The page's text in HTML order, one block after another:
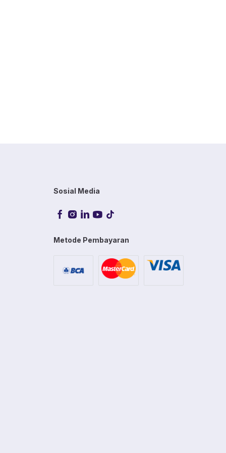
Sosial Media
Metode Pembayaran